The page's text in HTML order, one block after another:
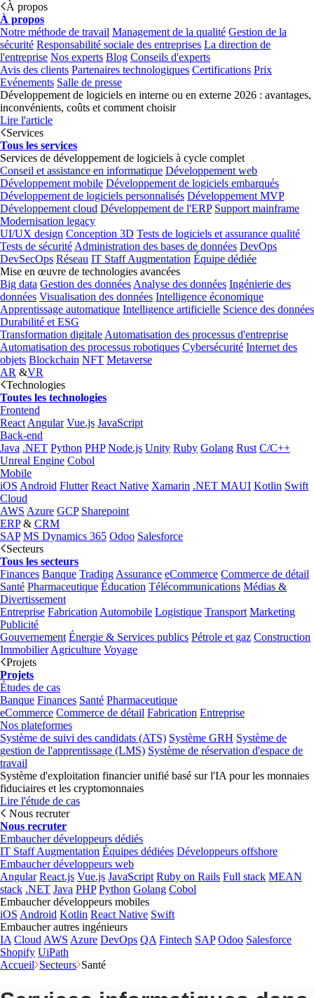
À propos
À propos
Notre méthode de travail Management de la qualité Gestion de la
sécurité Responsabilité sociale des entreprises La direction de
l'entreprise Nos experts Blog Conseils d'experts
Avis des clients Partenaires technologiques Certifications Prix
Evénements Salle de presse
Développement de logiciels en interne ou en externe 2026 : avantages,
inconvénients, coûts et comment choisir
Lire l'article
Services
Tous les services
Services de développement de logiciels à cycle complet
Conseil et assistance en informatique Développement web
Développement mobile Développement de logiciels embarqués
Développement de logiciels personnalisés Développement MVP
Développement cloud Développement de l'ERP Support mainframe
Modernisation legacy
UI/UX design Conception 3D Tests de logiciels et assurance qualité
Tests de sécurité Administration des bases de données DevOps
DevSecOps Réseau IT Staff Augmentation Équipe dédiée
Mise en œuvre de technologies avancées
Big data Gestion des données Analyse des données Ingénierie des
données Visualisation des données Intelligence économique
Apprentissage automatique Intelligence artificielle Science des données
Durabilité et ESG
Transformation digitale Automatisation des processus d'entreprise
Automatisation des processus robotiques Cybersécurité Internet des
objets Blockchain NFT Metaverse
AR &VR
Technologies
Toutes les technologies
Frontend
React Angular Vue.js JavaScript
Back-end
Java .NET Python PHP Node.js Unity Ruby Golang Rust C/C++
Unreal Engine Cobol
Mobile
iOS Android Flutter React Native Xamarin .NET MAUI Kotlin Swift
Cloud
AWS Azure GCP Sharepoint
ERP& CRM
SAP MS Dynamics 365 Odoo Salesforce
Secteurs
Tous les secteurs
Finances Banque Trading Assurance eCommerce Commerce de détail
Santé Pharmaceutique Éducation Télécommunications Médias &
Divertissement
Entreprise Fabrication Automobile Logistique Transport Marketing
Publicité
Gouvernement Énergie & Services publics Pétrole et gaz Construction
Immobilier Agriculture Voyage
Projets
Projets
Études de cas
Banque Finances Santé Pharmaceutique
eCommerce Commerce de détail Fabrication Entreprise
Nos plateformes
Système de suivi des candidats (ATS) Système GRH Système de
gestion de l'apprentissage (LMS) Système de réservation d'espace de
travail
Système d'exploitation financier unifié basé sur l'IA pour les monnaies
fiduciaires et les cryptomonnaies
Lire l'étude de cas
Nous recruter
Nous recruter
Embaucher développeurs dédiés
IT Staff Augmentation Équipes dédiées Développeurs offshore
Embaucher développeurs web
Angular React.js Vue.js JavaScript Ruby on Rails Full stack MEAN
stack .NET Java PHP Python Golang Cobol
Embaucher développeurs mobiles
iOS Android Kotlin React Native Swift
Embaucher autres ingénieurs
IA Cloud AWS Azure DevOps QA Fintech SAP Odoo Salesforce
Shopify UiPath
Accueil Secteurs Santé